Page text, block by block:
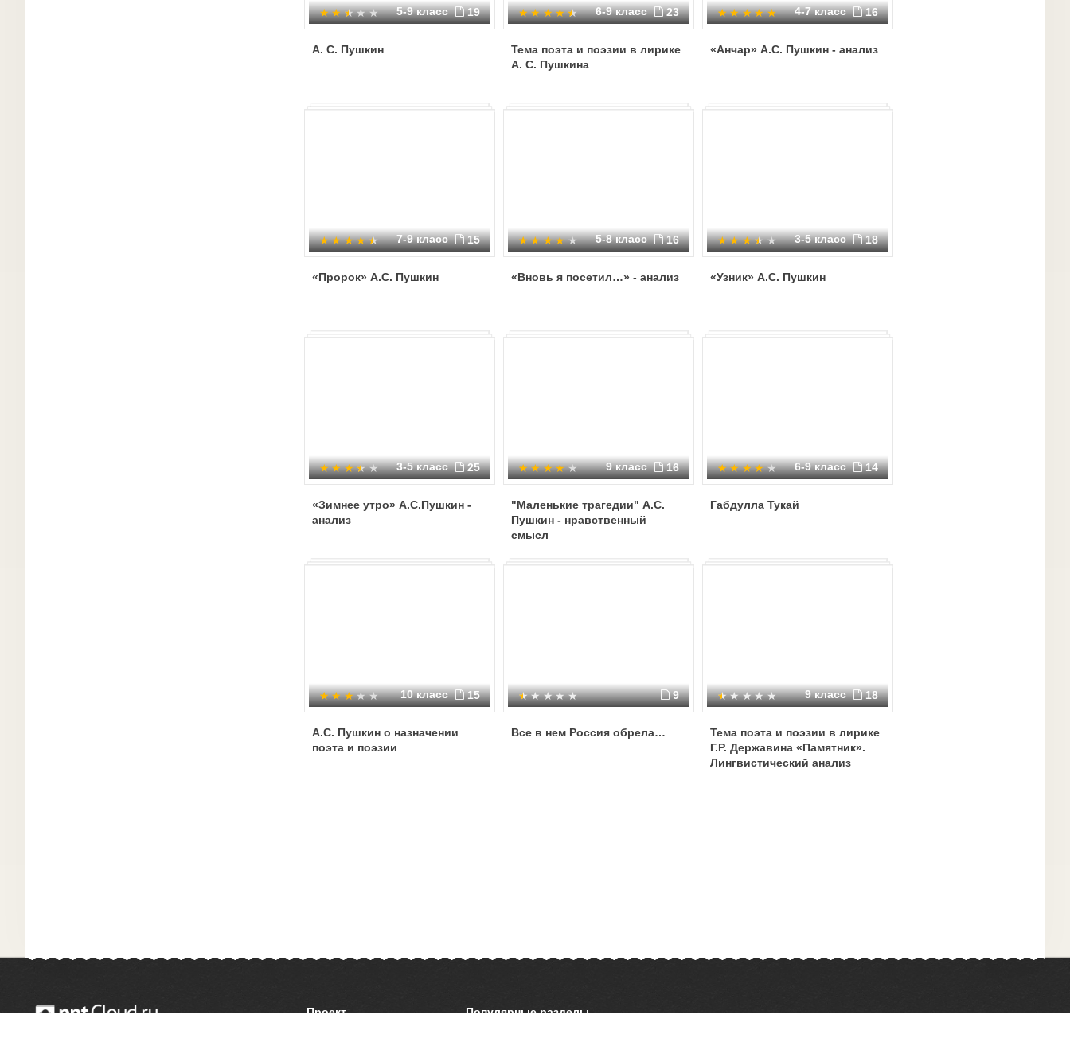
5-9 класс 19
А. С. Пушкин
6-9 класс 23
Тема поэта и поэзии в лирике
А. С. Пушкина
4-7 класс 16
«Анчар» А.С. Пушкин - анализ
7-9 класс 15
«Пророк» А.С. Пушкин
5-8 класс 16
«Вновь я посетил…» - анализ
3-5 класс 18
«Узник» А.С. Пушкин
3-5 класс 25
«Зимнее утро» А.С.Пушкин -
анализ
9 класс 16
"Маленькие трагедии" А.С.
Пушкин - нравственный
смысл
6-9 класс 14
Габдулла Тукай
10 класс 15
А.С. Пушкин о назначении
поэта и поэзии
9
Все в нем Россия обрела…
9 класс 18
Тема поэта и поэзии в лирике
Г.Р. Державина «Памятник».
Лингвистический анализ
Проект
Популярные разделы